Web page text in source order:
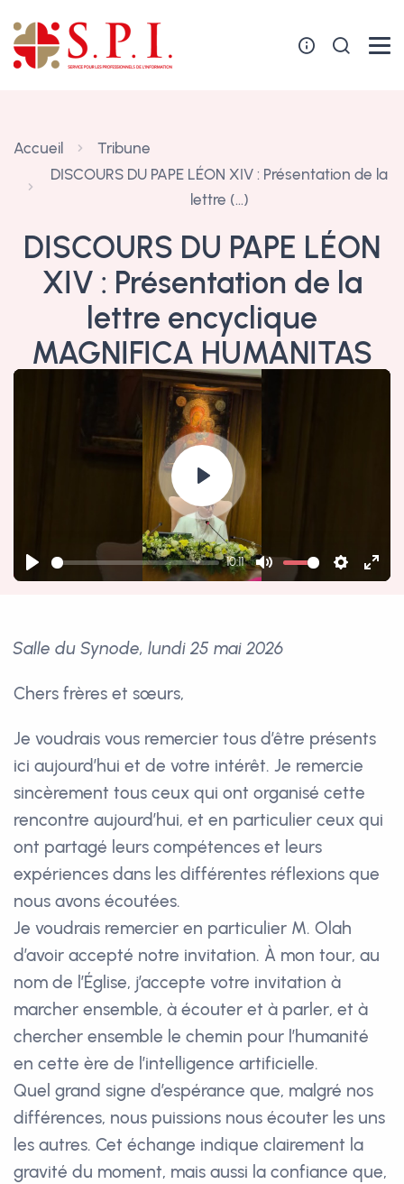
Accueil
Tribune
DISCOURS DU PAPE LÉON XIV : Présentation de la
lettre (…)
DISCOURS DU PAPE LÉON
XIV : Présentation de la
lettre encyclique
MAGNIFICA HUMANITAS
26 mai 2026
Play
10:11
Mute Settings
Play
Salle du Synode, lundi 25 mai 2026
Chers frères et sœurs,
Je voudrais vous remercier tous d’être présents
ici aujourd’hui et de votre intérêt. Je remercie
sincèrement tous ceux qui ont organisé cette
rencontre aujourd’hui, et en particulier ceux qui
ont partagé leurs compétences et leurs
expériences dans les différentes réflexions que
nous avons écoutées.
Je voudrais remercier en particulier M. Olah
d’avoir accepté notre invitation. À mon tour, au
nom de l’Église, j’accepte votre invitation à
marcher ensemble, à écouter et à parler, et à
chercher ensemble le chemin pour l’humanité
en cette ère de l’intelligence artificielle.
Quel grand signe d’espérance que, malgré nos
différences, nous puissions nous écouter les uns
les autres. Cet échange indique clairement la
gravité du moment, mais aussi la confiance que,